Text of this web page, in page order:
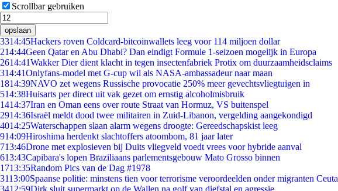
Scrollbar gebruiken
opslaan
3314:45Hackers roven Coldcard-bitcoinwallets leeg voor 114 miljoen dollar
214:44Geen Qatar en Abu Dhabi? Dan eindigt Formule 1-seizoen mogelijk in Europa
2614:41Wakker Dier dient klacht in tegen insectenfabriek Protix om duurzaamheidsclaims
314:41Onlyfans-model met G-cup wil als NASA-ambassadeur naar maan
1814:39NAVO zet wegens Russische provocatie 250% meer gevechtsvliegtuigen in
514:38Huisarts per direct uit vak gezet om ernstig alcoholmisbruik
1414:37Iran en Oman eens over route Straat van Hormuz, VS buitenspel
2914:36Israël meldt dood twee militairen in Zuid-Libanon, vergelding aangekondigd
4014:25Waterschappen slaan alarm wegens droogte: Gereedschapskist leeg
914:09Hiroshima herdenkt slachtoffers atoombom, 81 jaar later
713:46Drone met explosieven bij Duits vliegveld voedt vrees voor hybride aanval
613:43Capibara's lopen Braziliaans parlementsgebouw Mato Grosso binnen
1713:35Random Pics van de Dag #1978
3113:00Spaanse politie: minstens tien voor terrorisme veroordeelden onder migranten Ceuta
3412:59Dirk sluit supermarkt op de Wallen na golf van diefstal en agressie